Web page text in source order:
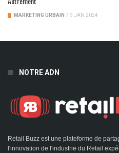
MARKETING URBAIN / 9 JAN 2024
NOTRE ADN
Retail Buzz est une plateforme de
l'innovation de l'industrie du Retail